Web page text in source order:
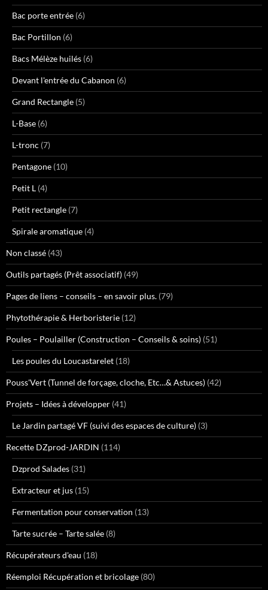
Bac porte entrée (6)
Bac Portillon (6)
Bacs Mélèze huilés (6)
Devant l'entrée du Cabanon (6)
Grand Rectangle (5)
L-Base (6)
L-tronc (7)
Pentagone (10)
Petit L (4)
Petit rectangle (7)
Spirale aromatique (4)
Non classé (43)
Outils partagés (Prêt associatif) (49)
Pages de liens – conseils – en savoir plus. (79)
Phytothérapie & Herboristerie (12)
Poules – Poulailler (Construction – Conseils & soins) (51)
Les poules du Loucastarelet (18)
Pouss'Vert (Tunnel de forçage, cloche, Etc…& Astuces) (42)
Projets – Idées à développer (41)
Le Jardin partagé VF (suivi des espaces de culture) (3)
Recette DZprod-JARDIN (114)
Dzprod Salades (31)
Extracteur et jus (15)
Fermentation pour conservation (13)
Tarte sucrée – Tarte salée (8)
Récupérateurs d'eau (18)
Réemploi Récupération et bricolage (80)